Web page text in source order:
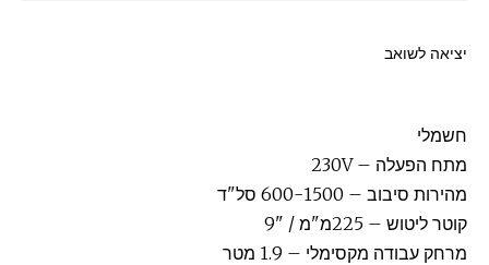
יציאה לשואב
חשמלי
מתח הפעלה –230V
מהירות סיבוב – 600-1500 סל"ד
קוטר ליטוש – 225
מ"מ / "9
מרחק עבודה מקסימלי – 1.9 מטר